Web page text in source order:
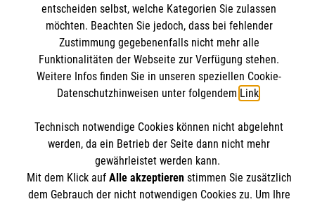
Malteserorden
Malteser Jugend
Malteser International
Sharepoint
Spendenkonto
Bank: Pax-Bank für Kirche und Caritas eG
IBAN: DE54370601201201206010
BIC: GENODED1PA7
Soziale Netzwerke
Der Malteser Hilfsdienst e.V. ist als eingetragene
entscheiden selbst, welche Kategorien Sie zulassen
möchten. Beachten Sie jedoch, dass bei fehlender
Zustimmung gegebenenfalls nicht mehr alle
Funktionalitäten der Webseite zur Verfügung stehen.
Weitere Infos finden Sie in unseren speziellen Cookie-
Datenschutzhinweisen unter folgendem Link.
Technisch notwendige Cookies können nicht abgelehnt
werden, da ein Betrieb der Seite dann nicht mehr
gewährleistet werden kann.
Mit dem Klick auf Alle akzeptierenstimmen Sie zusätzlich
dem Gebrauch der nicht notwendigen Cookies zu. Um Ihre